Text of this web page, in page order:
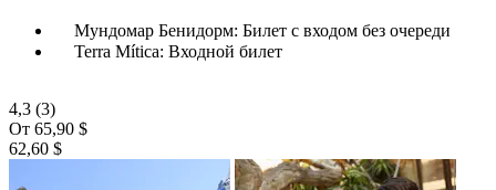
Мундомар Бенидорм: Билет с входом без очереди
Terra Mítica: Входной билет
4,3 (3)
От 65,90 $
62,60 $